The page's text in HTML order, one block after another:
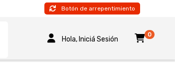
Botón de arrepentimiento
Hola, Iniciá Sesión
0